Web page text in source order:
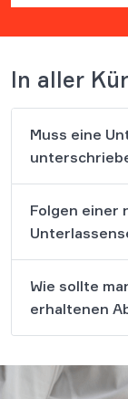
In aller
Muss eine
Folgen einer
Wie sollte
erhaltenen